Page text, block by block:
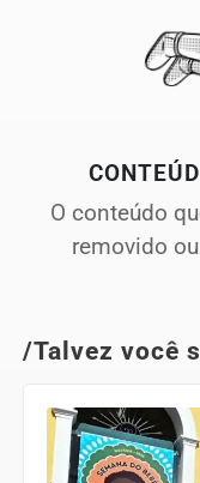
O conteúdo
removido
/Talvez você